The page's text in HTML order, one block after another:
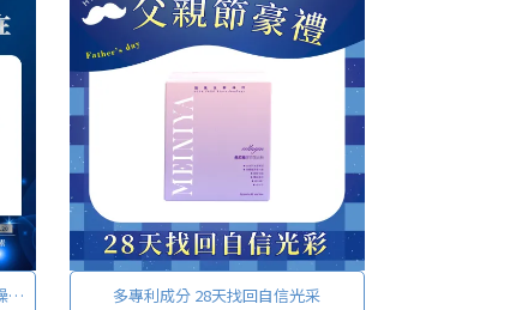
多專利成分 28天找回自信光采